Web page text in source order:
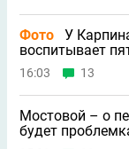
Фото
У
воспитывает
16:03 13
Мостовой – о
будет